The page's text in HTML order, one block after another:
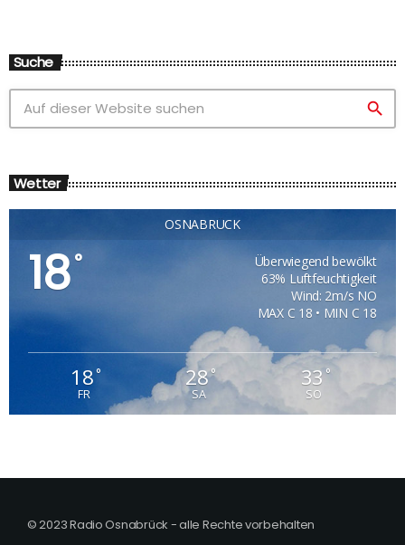
Suche
search
Wetter
OSNABRÜCK
18°
Überwiegend bewölkt
63% Luftfeuchtigkeit
Wind: 2m/s NO
MAX C 18 • MIN C 18
18°
FR
28°
SA
33°
SO
© 2023 Radio Osnabrück - alle Rechte vorbehalten